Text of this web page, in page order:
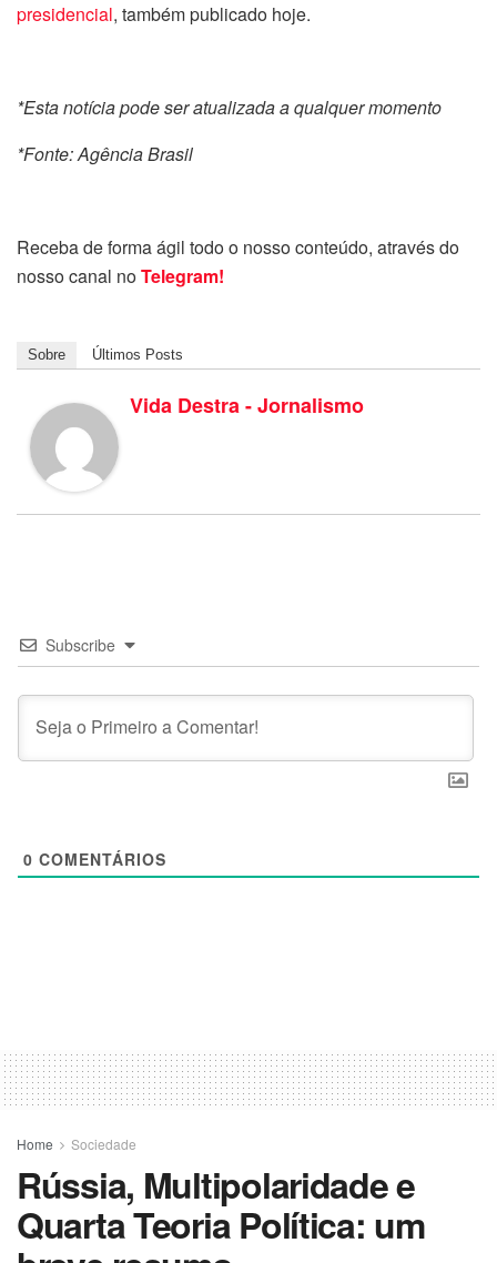
presidencial, também publicado hoje.
*Esta notícia pode ser atualizada a qualquer momento
*Fonte: Agência Brasil
Receba de forma ágil todo o nosso conteúdo, através do
nosso canal noTelegram!
Sobre Últimos Posts
Vida Destra - Jornalismo
Subscribe
0 COMENTÁRIOS
Home Sociedade
Rússia, Multipolaridade e
Quarta Teoria Política: um